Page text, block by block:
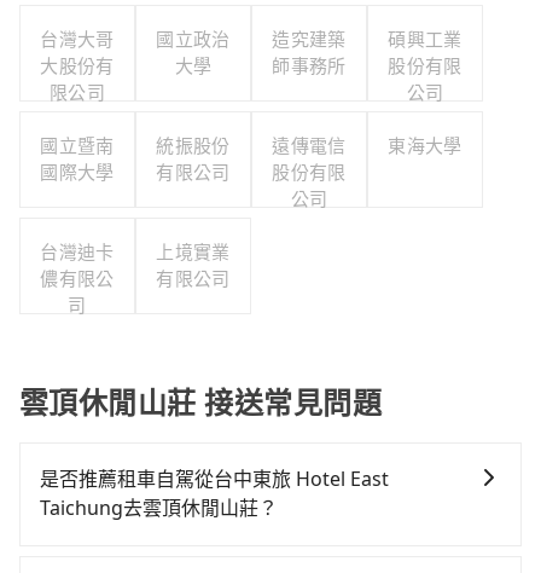
台灣大哥
大股份有
限公司
國立政治
大學
造究建築
師事務所
碩興工業
股份有限
公司
國立暨南
國際大學
統振股份
有限公司
遠傳電信
股份有限
公司
東海大學
台灣迪卡
儂有限公
司
上境實業
有限公司
雲頂休閒山莊 接送常見問題
是否推薦租車自駕從台中東旅 Hotel East
Taichung去雲頂休閒山莊？